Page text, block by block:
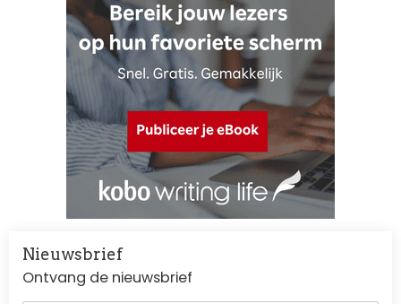
Nieuwsbrief
Ontvang de nieuwsbrief